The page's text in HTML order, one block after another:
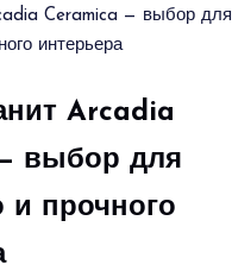
Ceramica — выбор для
интерьера
Arcadia
выбор для
и прочного